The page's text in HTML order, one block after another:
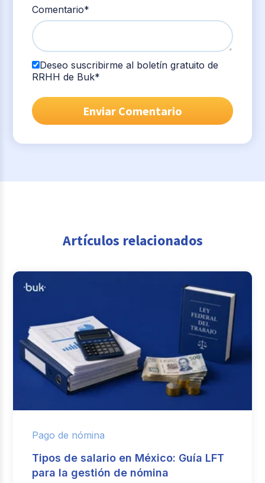
Comentario*
Deseo suscribirme al boletín gratuito de
RRHH de Buk*
Artículos relacionados
Pago de nómina
Tipos de salario en México: Guía LFT
para la gestión de nómina